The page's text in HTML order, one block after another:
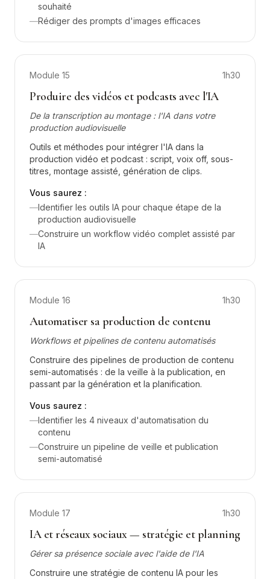
souhaité
—Rédiger des prompts d'images efficaces
Module 15 1h30
Produire des vidéos et podcasts avec l'IA
De la transcription au montage : l'IA dans votre
production audiovisuelle
Outils et méthodes pour intégrer l'IA dans la
production vidéo et podcast : script, voix off, sous-
titres, montage assisté, génération de clips.
Vous saurez :
—Identifier les outils IA pour chaque étape de la
production audiovisuelle
—Construire un workflow vidéo complet assisté par
IA
Module 16 1h30
Automatiser sa production de contenu
Workflows et pipelines de contenu automatisés
Construire des pipelines de production de contenu
semi-automatisés : de la veille à la publication, en
passant par la génération et la planification.
Vous saurez :
—Identifier les 4 niveaux d'automatisation du
contenu
—Construire un pipeline de veille et publication
semi-automatisé
Module 17 1h30
IA et réseaux sociaux — stratégie et planning
Gérer sa présence sociale avec l'aide de l'IA
Construire une stratégie de contenu IA pour les